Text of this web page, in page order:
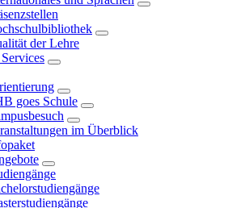
der Lehre
goes Schule
im Überblick